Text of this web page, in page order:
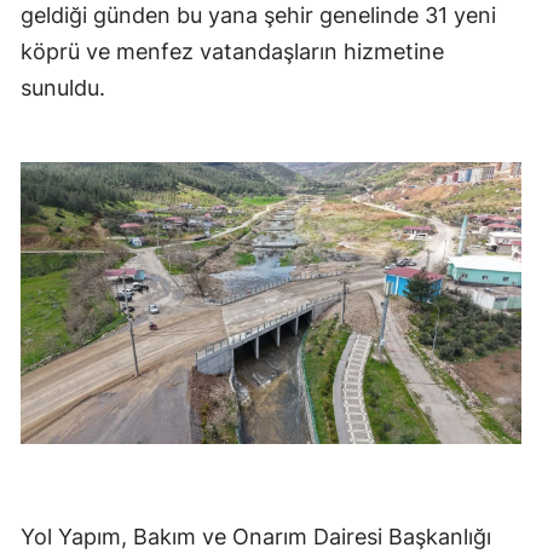
geldiği günden bu yana şehir genelinde 31 yeni
köprü ve menfez vatandaşların hizmetine
sunuldu.
Yol Yapım, Bakım ve Onarım Dairesi Başkanlığı